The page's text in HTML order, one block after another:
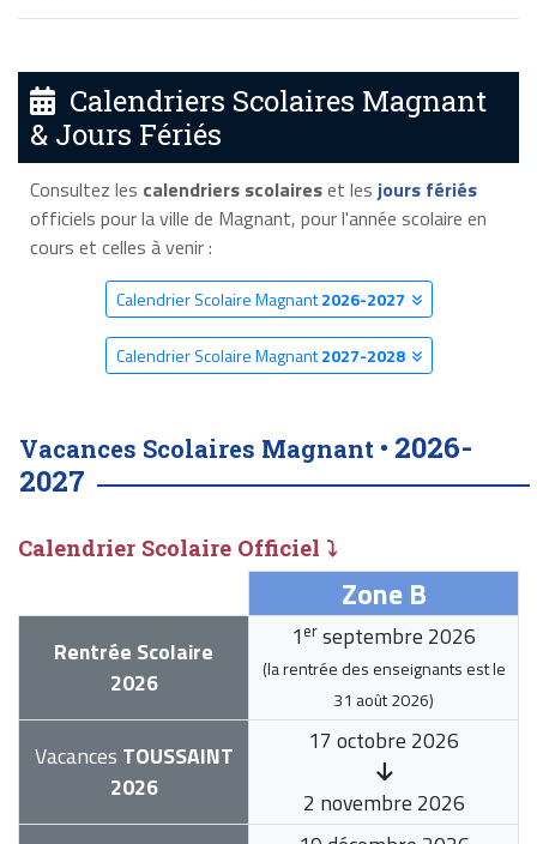
Calendriers Scolaires Magnant
& Jours Fériés
Consultez les calendriers scolaireset les jours fériés
officiels pour la ville de Magnant, pour l'année scolaire en
cours et celles à venir :
Calendrier Scolaire Magnant2026-2027
Calendrier Scolaire Magnant2027-2028
Vacances Scolaires Magnant • 2026-
2027
Calendrier Scolaire Officiel ⤵
Zone B
Rentrée Scolaire
2026
1 er septembre 2026
(la rentrée des enseignants est le
31 août 2026)
Vacances TOUSSAINT
2026
17 octobre 2026
2 novembre 2026